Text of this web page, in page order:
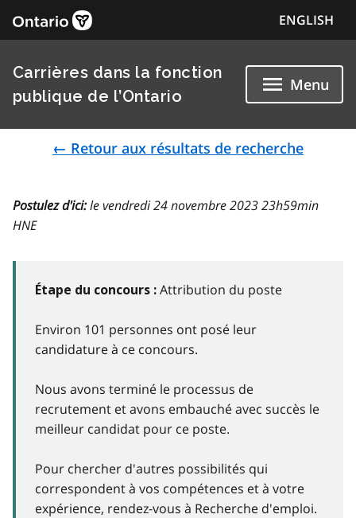
ENGLISH
Carrières dans la fonction
publique de l’Ontario
Menu
← Retour aux résultats de recherche
Postulez d'ici:le vendredi 24 novembre 2023 23h59min
HNE
Étape du concours : Attribution du poste
Environ 101 personnes ont posé leur
candidature à ce concours.
Nous avons terminé le processus de
recrutement et avons embauché avec succès le
meilleur candidat pour ce poste.
Pour chercher d'autres possibilités qui
correspondent à vos compétences et à votre
expérience, rendez-vous à Recherche d'emploi.